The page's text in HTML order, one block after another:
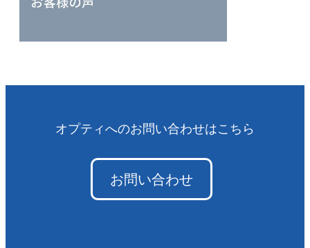
オプティへのお問い合わせはこちら
お問い合わせ